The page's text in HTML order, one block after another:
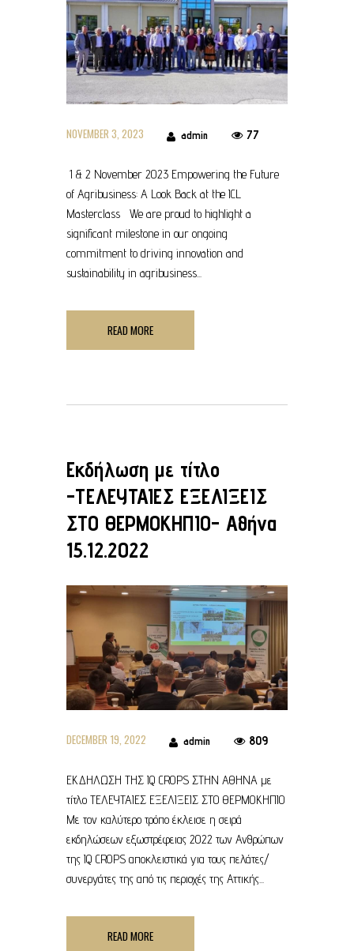
NOVEMBER 3, 2023 admin 77
1 & 2 November 2023 Empowering the Future
of Agribusiness: A Look Back at the ICL
Masterclass We are proud to highlight a
significant milestone in our ongoing
commitment to driving innovation and
sustainability in agribusiness...
READ MORE
Εκδήλωση με τίτλο
-ΤΕΛΕΥΤΑΙΕΣ ΕΞΕΛΙΞΕΙΣ
ΣΤΟ ΘΕΡΜΟΚΗΠΙΟ- Αθήνα
15.12.2022
DECEMBER 19, 2022 admin 809
ΕΚΔΗΛΩΣΗ ΤΗΣ IQ CROPS ΣΤΗΝ ΑΘΗΝΑ με
τίτλο ΤΕΛΕΥΤΑΙΕΣ ΕΞΕΛΙΞΕΙΣ ΣΤΟ ΘΕΡΜΟΚΗΠΙΟ
Με τον καλύτερο τρόπο έκλεισε η σειρά
εκδηλώσεων εξωστρέφειας 2022 των Ανθρώπων
της IQ CROPS αποκλειστικά για τους πελάτες/
συνεργάτες της από τις περιοχές της Αττικής...
READ MORE